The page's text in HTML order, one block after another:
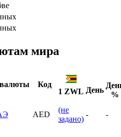
мира
Код
1 ZWL День
%
AED
(не
задано)
- -